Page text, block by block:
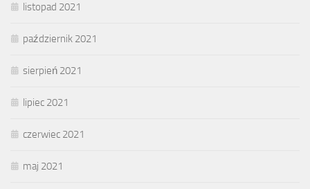
listopad 2021
październik 2021
sierpień 2021
lipiec 2021
czerwiec 2021
maj 2021